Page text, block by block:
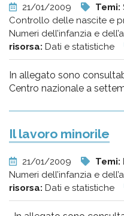
21/01/2009 Temi:
Controllo delle nascite e
Numeri dell’infanzia e
risorsa: Dati e statistiche
In allegato sono
Centro nazionale a
Il lavoro minorile
21/01/2009 Temi:
Numeri dell’infanzia e
risorsa: Dati e statistiche